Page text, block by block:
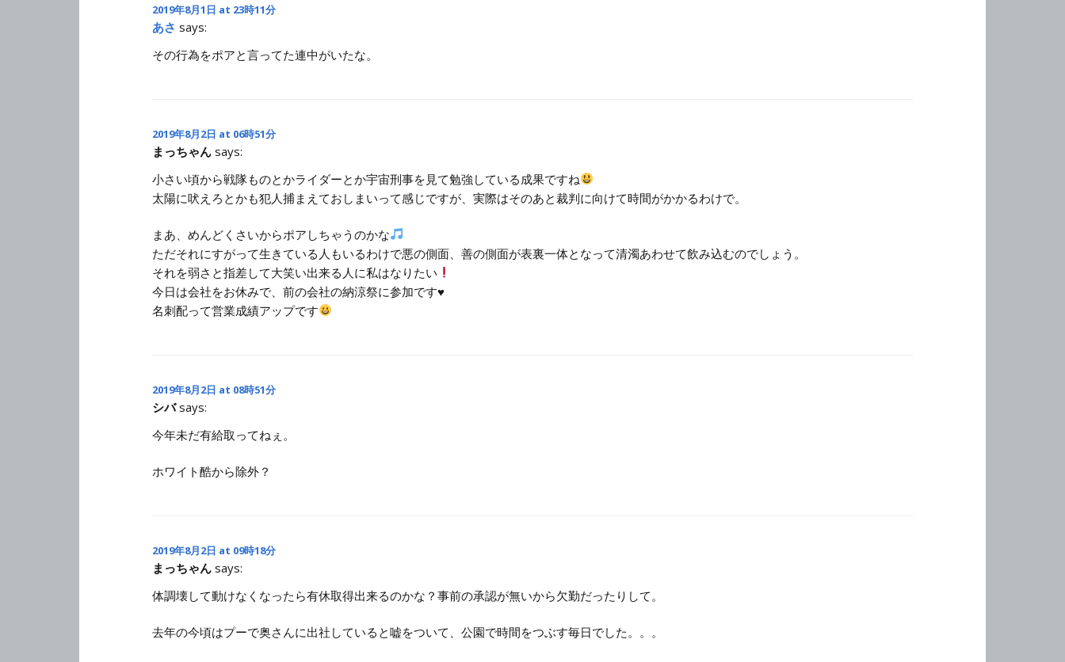
2019年8月1日 at 23時11分
あさ says:
その行為をポアと言ってた連中がいたな。
2019年8月2日 at 06時51分
まっちゃん says:
小さい頃から戦隊ものとかライダーとか宇宙刑事を見て勉強している成果ですね
太陽に吠えろとかも犯人捕まえておしまいって感じですが、実際はそのあと裁判に向けて時間がかかるわけで。
まあ、めんどくさいからポアしちゃうのかな
ただそれにすがって生きている人もいるわけで悪の側面、善の側面が表裏一体となって清濁あわせて飲み込むのでしょう。
それを弱さと指差して大笑い出来る人に私はなりたい
今日は会社をお休みで、前の会社の納涼祭に参加です♥️
名刺配って営業成績アップです
2019年8月2日 at 08時51分
シバ says:
今年未だ有給取ってねぇ。
ホワイト酷から除外？
2019年8月2日 at 09時18分
まっちゃん says:
体調壊して動けなくなったら有休取得出来るのかな？事前の承認が無いから欠勤だったりして。
去年の今頃はプーで奥さんに出社していると嘘をついて、公園で時間をつぶす毎日でした。。。